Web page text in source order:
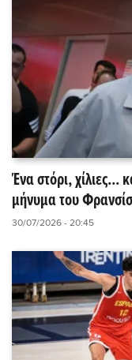
Ένα στόρι, χίλιες...
μήνυμα του
30/07/2026 - 20:45